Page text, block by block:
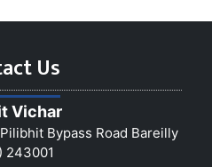
Us
Vichar
Bypass Road Bareilly
243001